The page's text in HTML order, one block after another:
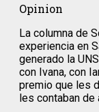
Opinion
La columna de
experiencia en
generado la
con Ivana, con
premio que les
les contaban de